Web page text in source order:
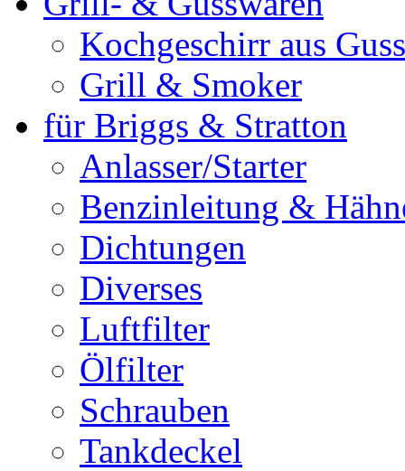
Kochgeschirr aus
Grill & Smoker
für Briggs & Stratton
Anlasser/Starter
Benzinleitung &
Dichtungen
Diverses
Luftfilter
Ölfilter
Schrauben
Tankdeckel